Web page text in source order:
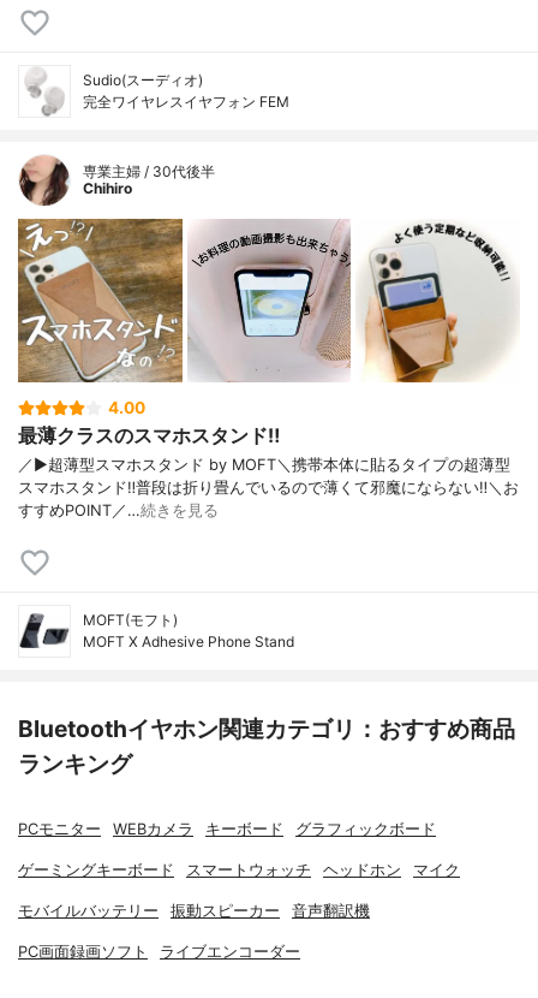
Sudio(スーディオ)
完全ワイヤレスイヤフォン FEM
専業主婦 / 30代後半
Chihiro
4.00
最薄クラスのスマホスタンド‼︎
／▶︎超薄型スマホスタンド by MOFT＼携帯本体に貼るタイプの超薄型
スマホスタンド‼︎普段は折り畳んでいるので薄くて邪魔にならない‼︎＼お
すすめPOINT／…続きを見る
MOFT(モフト)
MOFT X Adhesive Phone Stand
Bluetoothイヤホン関連カテゴリ：おすすめ商品
ランキング
PCモニター WEBカメラ キーボード グラフィックボード
ゲーミングキーボード スマートウォッチ ヘッドホン マイク
モバイルバッテリー 振動スピーカー 音声翻訳機
PC画面録画ソフト ライブエンコーダー